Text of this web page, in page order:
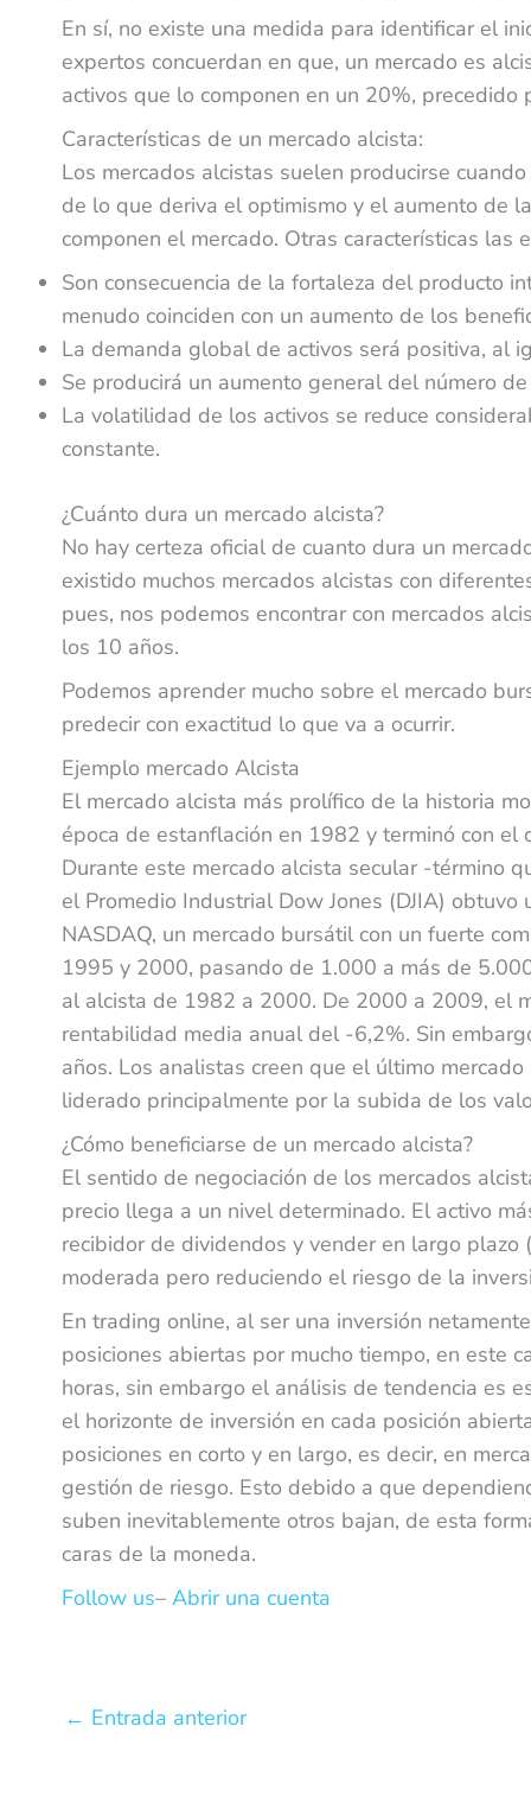
En sí, no existe una medida para identificar el
expertos concuerdan en que, un mercado es
activos que lo componen en un 20%, precedido
Características de un mercado alcista:
Los mercados alcistas suelen producirse
de lo que deriva el optimismo y el aumento de
componen el mercado. Otras características las
Son consecuencia de la fortaleza del producto
menudo coinciden con un aumento de los
La demanda global de activos será positiva, al
Se producirá un aumento general del número
La volatilidad de los activos se reduce
constante.
¿Cuánto dura un mercado alcista?
No hay certeza oficial de cuanto dura un
existido muchos mercados alcistas con
pues, nos podemos encontrar con mercados
los 10 años.
Podemos aprender mucho sobre el mercado
predecir con exactitud lo que va a ocurrir.
Ejemplo mercado Alcista
El mercado alcista más prolífico de la historia
época de estanflación en 1982 y terminó con
Durante este mercado alcista secular -término
el Promedio Industrial Dow Jones (DJIA)
NASDAQ, un mercado bursátil con un fuerte
1995 y 2000, pasando de 1.000 a más de
al alcista de 1982 a 2000. De 2000 a 2009, el
rentabilidad media anual del -6,2%. Sin
años. Los analistas creen que el último
liderado principalmente por la subida de los
¿Cómo beneficiarse de un mercado alcista?
El sentido de negociación de los mercados
precio llega a un nivel determinado. El activo
recibidor de dividendos y vender en largo
moderada pero reduciendo el riesgo de la
En trading online, al ser una inversión
posiciones abiertas por mucho tiempo, en este
horas, sin embargo el análisis de tendencia es
el horizonte de inversión en cada posición
posiciones en corto y en largo, es decir, en
gestión de riesgo. Esto debido a que
suben inevitablemente otros bajan, de esta
caras de la moneda.
Follow us– Abrir una cuenta
← Entrada anterior